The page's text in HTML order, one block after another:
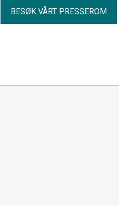
BESØK VÅRT PRESSEROM